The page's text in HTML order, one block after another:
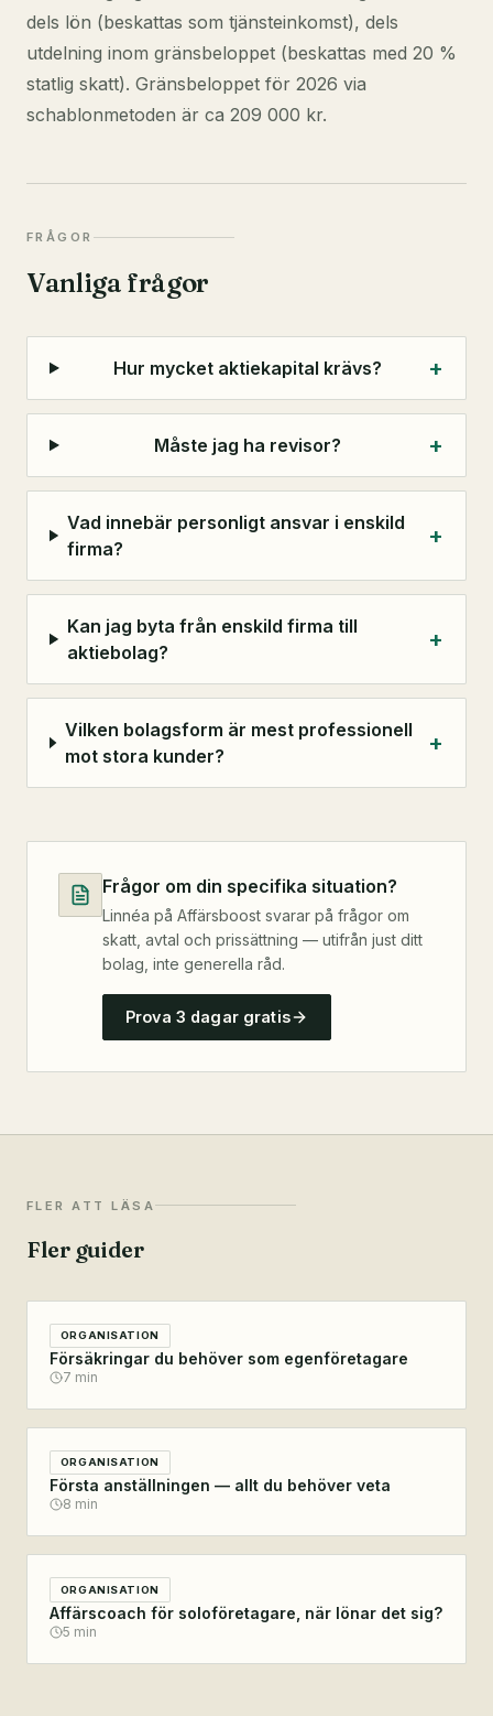
dels lön (beskattas som tjänsteinkomst), dels
utdelning inom gränsbeloppet (beskattas med 20 %
statlig skatt). Gränsbeloppet för 2026 via
schablonmetoden är ca 209 000 kr.
FRÅGOR
Vanliga frågor
Hur mycket aktiekapital krävs? +
Måste jag ha revisor? +
Vad innebär personligt ansvar i enskild
firma?
+
Kan jag byta från enskild firma till
aktiebolag?
+
Vilken bolagsform är mest professionell
mot stora kunder?
+
Frågor om din specifika situation?
Linnéa på Affärsboost svarar på frågor om
skatt, avtal och prissättning — utifrån just ditt
bolag, inte generella råd.
Prova 3 dagar gratis
FLER ATT LÄSA
Fler guider
ORGANISATION
Försäkringar du behöver som egenföretagare
7 min
ORGANISATION
Första anställningen — allt du behöver veta
8 min
ORGANISATION
Affärscoach för soloföretagare, när lönar det sig?
5 min